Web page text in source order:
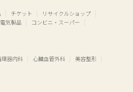
チケット
リサイクルショップ
電気製品
コンビニ・スーパー
環器内科 心臓血管外科 美容整形